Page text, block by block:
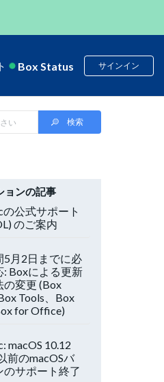
Box Status サインイン
ョンの記事
の公式サポート
のご案内
5月2日までに必
: Boxによる更新
の変更 (Box
Tools、Box
for Office)
macOS 10.12
前のmacOSバ
のサポート終了